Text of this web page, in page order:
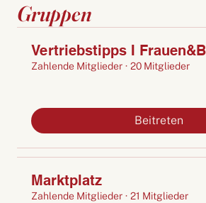
Gruppen
Vertriebstipps I
Zahlende Mitglieder · 20 Mitglieder
Beitreten
Marktplatz
Zahlende Mitglieder · 21 Mitglieder